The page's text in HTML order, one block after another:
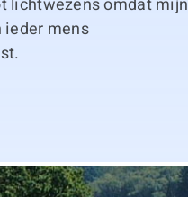
lichtwezens omdat mijn
mens